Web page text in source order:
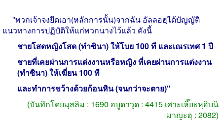
"พวกเจ้าจงยึดเอา(หลักการนั้น)จากฉัน อัลลอฮฺได้บัญญัติ
แนวทางการปฏิบัติให้แก่พวกนางไว้แล้ว ดังนี้
ชายโสดหญิงโสด(ทำซินา)ให้โบย 100ที และเณรเทศ1 ปี
ชายที่เคยผ่านการแต่งงานหรือหญิง ที่เคยผ่านการแต่งงาน
(ทำซินา)ให้เฆี่ยน100ที
และทำการขว้างด้วยก้อนหิน(จนกว่าจะตาย)"
(บันทึกโดยมุสลิม : 1690 อบูดาวุด : 4415 เศาะเหี๊ยะหฺอิบนิ
มาญะฮฺ : 2082)